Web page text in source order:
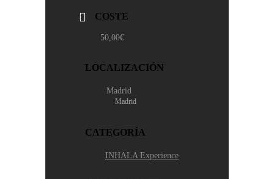
COSTE
50,00€
LOCALIZACIÓN
Madrid
Madrid
CATEGORÍA
INHALA Experience